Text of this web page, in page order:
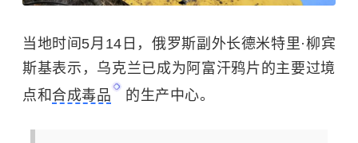
当地时间5月14日，俄罗斯副外长德米特里·柳宾
斯基表示，乌克兰已成为阿富汗鸦片的主要过境
点和 合成毒品 的生产中心。